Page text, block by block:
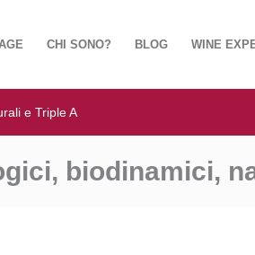
CHI SONO? BLOG WINE
e Triple A
biodinamici,